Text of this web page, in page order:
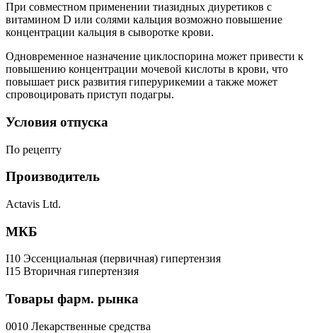
При совместном применении тиазидных диуретиков с
витамином D или солями кальция возможно повышение
концентрации кальция в сыворотке крови.
Одновременное назначение циклоспорина может привести к
повышению концентрации мочевой кислоты в крови, что
повышает риск развития гиперурикемии а также может
спровоцировать приступ подагры.
Условия отпуска
По рецепту
Производитель
Actavis Ltd.
МКБ
I10 Эссенциальная (первичная) гипертензия
I15 Вторичная гипертензия
Товары фарм. рынка
0010 Лекарственные средства